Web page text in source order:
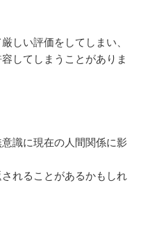
しい評価をしてしまい、
してしまうことがありま
識に現在の人間関係に影
れることがあるかもしれ